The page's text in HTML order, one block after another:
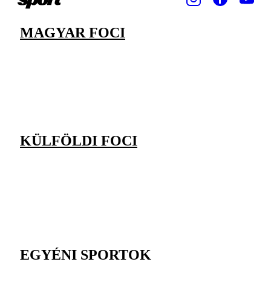
MAGYAR FOCI
KÜLFÖLDI FOCI
EGYÉNI SPORTOK